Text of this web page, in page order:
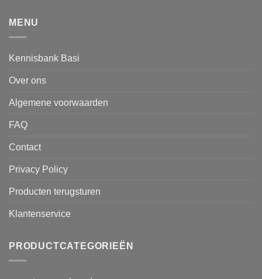
MENU
Kennisbank Basi
Over ons
Algemene voorwaarden
FAQ
Contact
Privacy Policy
Producten terugsturen
Klantenservice
PRODUCTCATEGORIEËN